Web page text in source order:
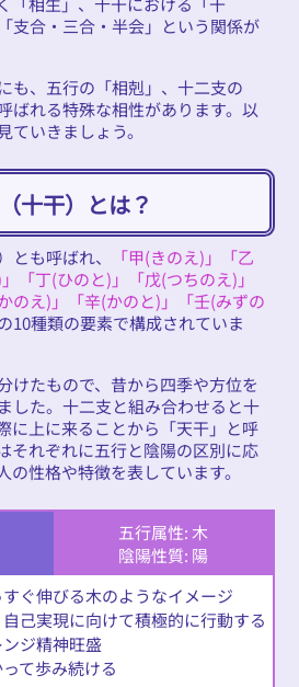
支合・三合・半会」という関係が
も、五行の「相剋」、十二支の
ばれる特殊な相性があります。以
ていきましょう。
十干）とは？
とも呼ばれ、
「甲(きのえ)」「乙
「丁(ひのと)」「戊(つちのえ)」
のえ)」「辛(かのと)」「壬(みずの
10種類の要素で構成されていま
けたもので、昔から四季や方位を
した。十二支と組み合わせると十
に上に来ることから「天干」と呼
それぞれに五行と陰陽の区別に応
の性格や特徴を表しています。
五行属性: 木
陰陽性質: 陽
ぐ伸びる木のようなイメージ
己実現に向けて積極的に行動する
ジ精神旺盛
て歩み続ける